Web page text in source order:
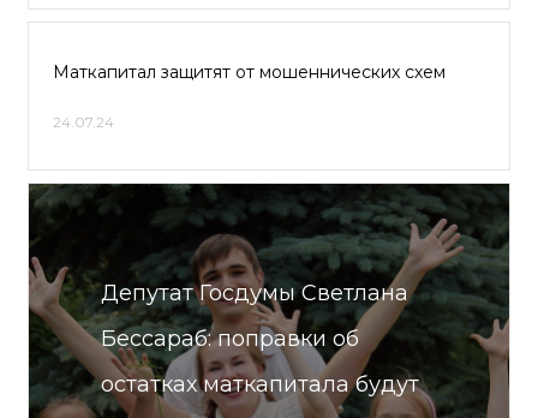
Маткапитал защитят от мошеннических схем
24.07.24
Депутат Госдумы Светлана
Бессараб: поправки об
остатках маткапитала будут